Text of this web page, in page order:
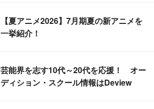
【夏アニメ2026】7月期夏の新アニメを
一挙紹介！
芸能界を志す10代～20代を応援！ オー
ディション・スクール情報はDeview